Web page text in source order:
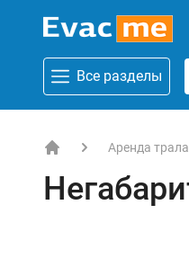
Все разделы
Аренда трала